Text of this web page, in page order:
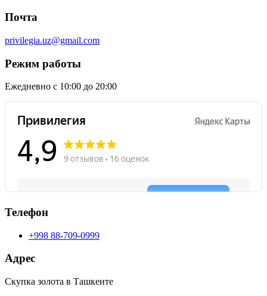
Почта
privilegia.uz@gmail.com
Режим работы
Ежедневно с 10:00 до 20:00
Телефон
+998 88-709-0999
Адрес
Скупка золота в Ташкенте